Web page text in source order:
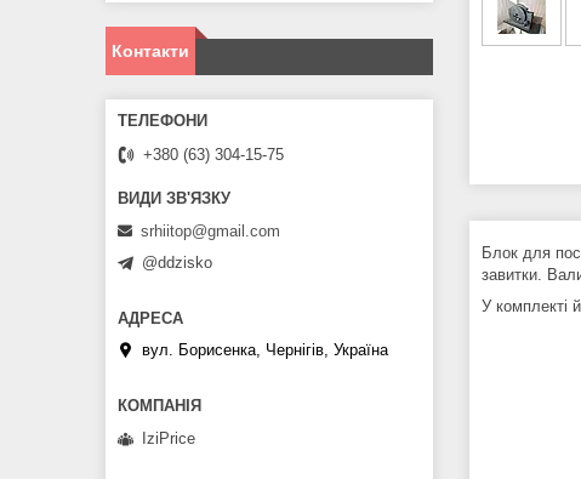
Блок для
завитки.
У комплекті
Контакти
+380 (63) 304-15-75
srhiitop@gmail.com
@ddzisko
вул. Борисенка, Чернігів, Україна
IziPrice